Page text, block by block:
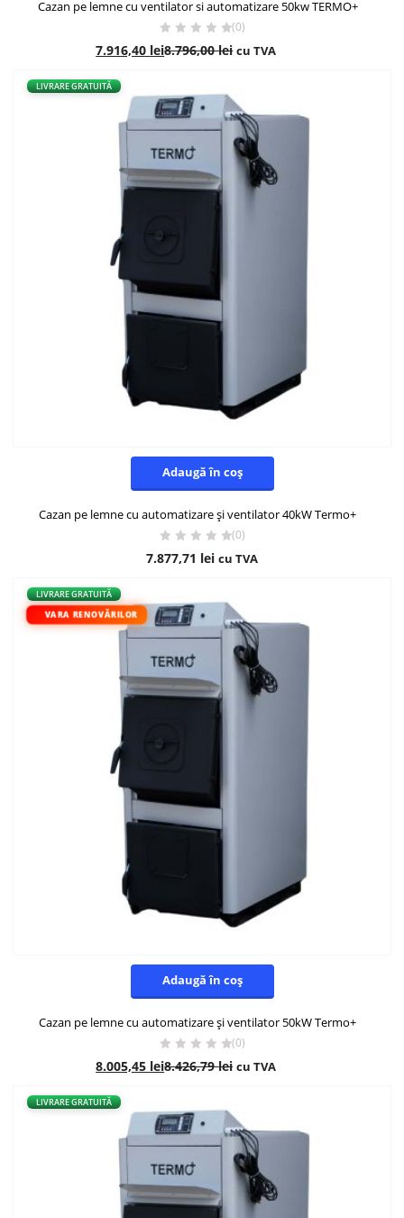
Cazan pe lemne cu ventilator si automatizare 50kw TERMO+
(0)
7.916,40 lei8.796,00lei cu TVA
LIVRARE GRATUITĂ
Adaugă în coș
Cazan pe lemne cu automatizare și ventilator 40kW Termo+
(0)
7.877,71 lei cu TVA
VARA RENOVĂRILOR
LIVRARE GRATUITĂ
Adaugă în coș
Cazan pe lemne cu automatizare și ventilator 50kW Termo+
(0)
8.005,45 lei8.426,79lei cu TVA
LIVRARE GRATUITĂ